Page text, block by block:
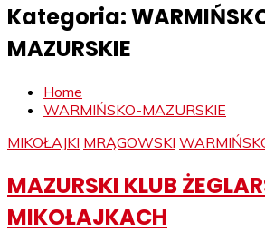
Kategoria:
MAZURSKIE
Home
WARMIŃSKO-MAZURSKIE
MIKOŁAJKI MRĄGOWSKI
MAZURSKI KLUB
MIKOŁAJKACH